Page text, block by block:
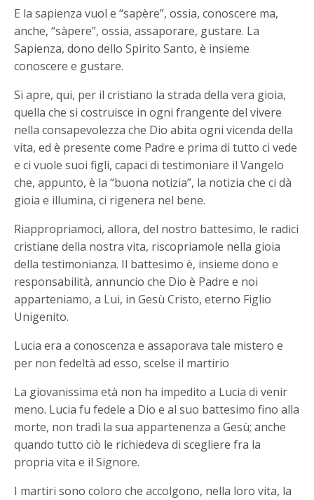
E la sapienza vuol e “sapère”, ossia, conoscere ma,
anche, “sàpere”, ossia, assaporare, gustare. La
Sapienza, dono dello Spirito Santo, è insieme
conoscere e gustare.
Si apre, qui, per il cristiano la strada della vera gioia,
quella che si costruisce in ogni frangente del vivere
nella consapevolezza che Dio abita ogni vicenda della
vita, ed è presente come Padre e prima di tutto ci vede
e ci vuole suoi figli, capaci di testimoniare il Vangelo
che, appunto, è la “buona notizia”, la notizia che ci dà
gioia e illumina, ci rigenera nel bene.
Riappropriamoci, allora, del nostro battesimo, le radici
cristiane della nostra vita, riscopriamole nella gioia
della testimonianza. Il battesimo è, insieme dono e
responsabilità, annuncio che Dio è Padre e noi
apparteniamo, a Lui, in Gesù Cristo, eterno Figlio
Unigenito.
Lucia era a conoscenza e assaporava tale mistero e
per non fedeltà ad esso, scelse il martirio
La giovanissima età non ha impedito a Lucia di venir
meno. Lucia fu fedele a Dio e al suo battesimo fino alla
morte, non tradì la sua appartenenza a Gesù; anche
quando tutto ciò le richiedeva di scegliere fra la
propria vita e il Signore.
I martiri sono coloro che accolgono, nella loro vita, la